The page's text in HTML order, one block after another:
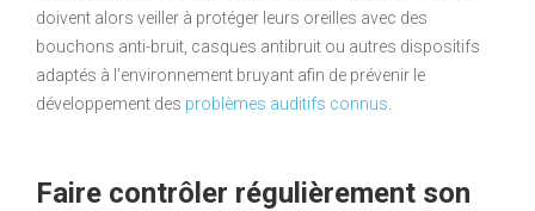
doivent alors veiller à protéger leurs oreilles avec des
bouchons anti-bruit, casques antibruit ou autres dispositifs
adaptés à l’environnement bruyant afin de prévenir le
développement des problèmes auditifs connus
Faire contrôler régulièrement son